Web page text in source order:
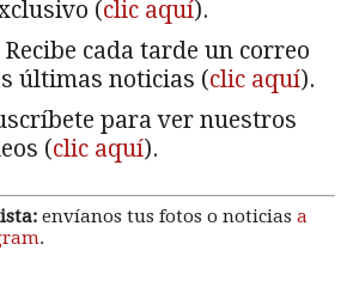
(clic aquí).
Recibe cada tarde un correo
últimas noticias (clic aquí).
para ver nuestros
(clic aquí).
envíanos tus fotos o noticias a
.